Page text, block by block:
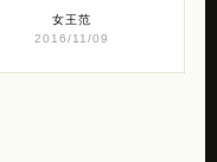
女王范
2016/11/09